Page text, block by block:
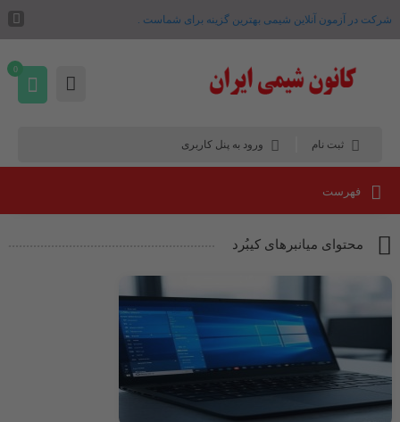
شرکت در آزمون آنلاین شیمی بهترین گزینه برای شماست .
ثبت نام ورود به پنل کاربری
0
فهرست
محتوای میانبرهای کیبُرد